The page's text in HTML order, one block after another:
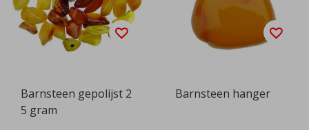
Barnsteen gepolijst 2
5 gram
Barnsteen hanger